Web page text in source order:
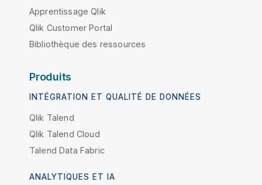
Apprentissage Qlik
Qlik Customer Portal
Bibliothèque des ressources
Produits
INTÉGRATION ET QUALITÉ DE DONNÉES
Qlik Talend
Qlik Talend Cloud
Talend Data Fabric
ANALYTIQUES ET IA